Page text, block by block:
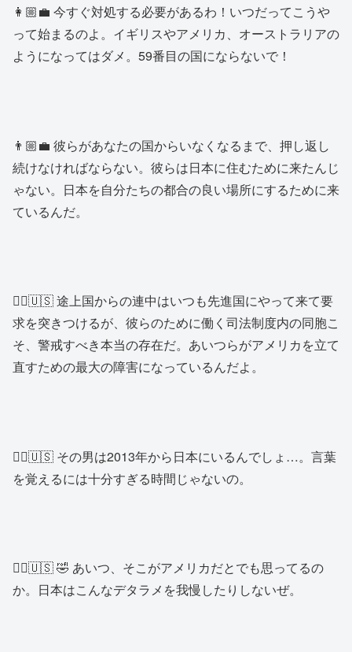
👩🏼‍💼 今すぐ対処する必要があるわ！いつだってこうや
って始まるのよ。イギリスやアメリカ、オーストラリアの
ようになってはダメ。59番目の国にならないで！
👨🏼‍💼 彼らがあなたの国からいなくなるまで、押し返し
続けなければならない。彼らは日本に住むために来たんじ
ゃない。日本を自分たちの都合の良い場所にするために来
ているんだ。
👱‍♂️🇺🇸 途上国からの連中はいつも先進国にやって来て要
求を突きつけるが、彼らのために働く司法制度内の同胞こ
そ、警戒すべき本当の存在だ。あいつらがアメリカを立て
直すための最大の障害になっているんだよ。
👱‍♀️🇺🇸 その男は2013年から日本にいるんでしょ…。言葉
を覚えるには十分すぎる時間じゃないの。
👱‍♂️🇺🇸 🤣 あいつ、そこがアメリカだとでも思ってるの
か。日本はこんなデタラメを我慢したりしないぜ。